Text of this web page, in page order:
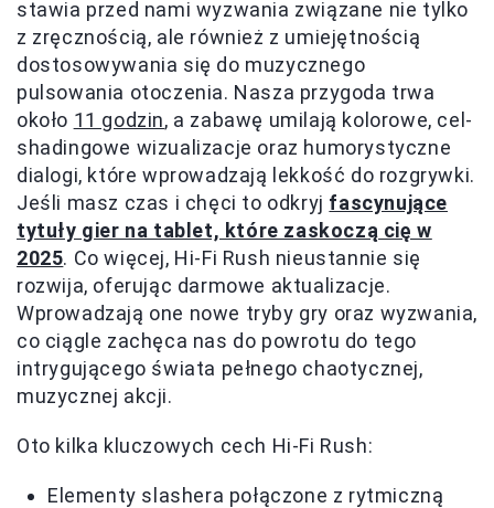
stawia przed nami wyzwania związane nie tylko
z zręcznością, ale również z umiejętnością
dostosowywania się do muzycznego
pulsowania otoczenia. Nasza przygoda trwa
około 11 godzin, a zabawę umilają kolorowe, cel-
shadingowe wizualizacje oraz humorystyczne
dialogi, które wprowadzają lekkość do rozgrywki.
Jeśli masz czas i chęci to odkryj fascynujące
tytuły gier na tablet, które zaskoczą cię w
2025. Co więcej, Hi-Fi Rush nieustannie się
rozwija, oferując darmowe aktualizacje.
Wprowadzają one nowe tryby gry oraz wyzwania,
co ciągle zachęca nas do powrotu do tego
intrygującego świata pełnego chaotycznej,
muzycznej akcji.
Oto kilka kluczowych cech Hi-Fi Rush:
Elementy slashera połączone z rytmiczną